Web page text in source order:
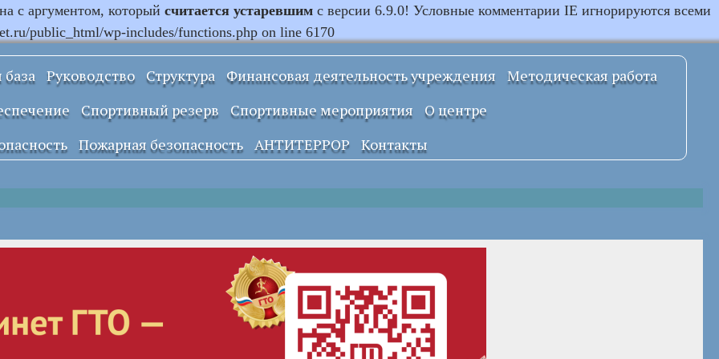
с аргументом, который считается устаревшим с версии 6.9.0! Условные комментарии IE игнорируются всеми
public_html/wp-includes/functions.php on line 6170
Руководство Структура
Финансовая деятельность учреждения
Информация о
закупках и заказах
Методическая работа
Спортивный резерв Спортивные мероприятия
О центре
УСТАВ
Пожарная безопасность АНТИТЕРРОР Контакты